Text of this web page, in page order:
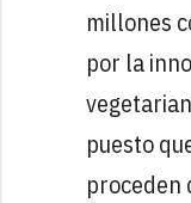
millones
por la
puesto
proceden